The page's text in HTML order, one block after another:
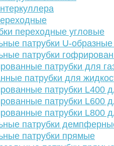
переходные угловые
патрубки U-
патрубки
патрубки для
патрубки для
патрубки L400
патрубки L600
патрубки L800
патрубки
патрубки прямые